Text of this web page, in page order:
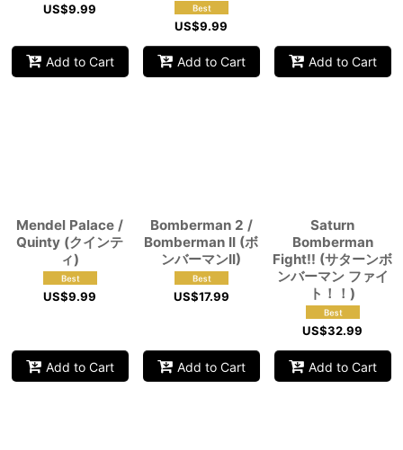
US$9.99
Add to Cart
US$9.99
Add to Cart Add to Cart
Mendel Palace /
Quinty (クインテ
ィ)
US$9.99
Add to Cart
Bomberman 2 /
Bomberman II (ボ
ンバーマンII)
US$17.99
Add to Cart
Saturn
Bomberman
Fight!! (サターンボ
ンバーマン ファイ
ト！！)
US$32.99
Add to Cart